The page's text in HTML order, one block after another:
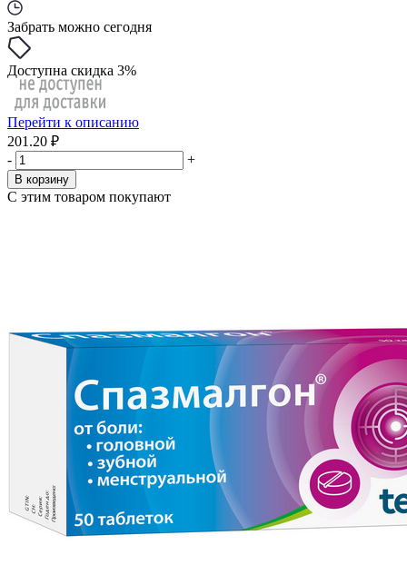
Забрать можно сегодня
Доступна скидка 3%
Перейти к описанию
201.20 ₽
-
+
В корзину
С этим товаром покупают